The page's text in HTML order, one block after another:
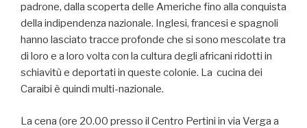
padrone, dalla scoperta delle Americhe fino alla conquista
della indipendenza nazionale. Inglesi, francesi e spagnoli
hanno lasciato tracce profonde che si sono mescolate tra
di loro e a loro volta con la cultura degli africani ridotti in
schiavitù e deportati in queste colonie. La cucina dei
Caraibi è quindi multi-nazionale.
La cena (ore 20.00 presso il Centro Pertini in via Verga a